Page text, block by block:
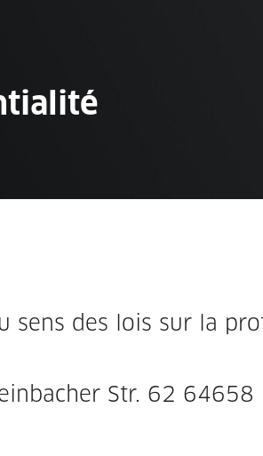
sens des lois sur la
Str. 62 64658